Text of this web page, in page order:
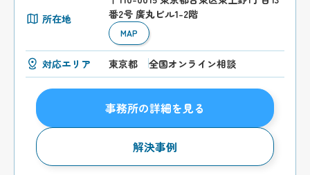
所在地
番2号 廣丸ビル1-2階
MAP
対応エリア 東京都 全国オンライン相談
事務所の詳細を見る
解決事例